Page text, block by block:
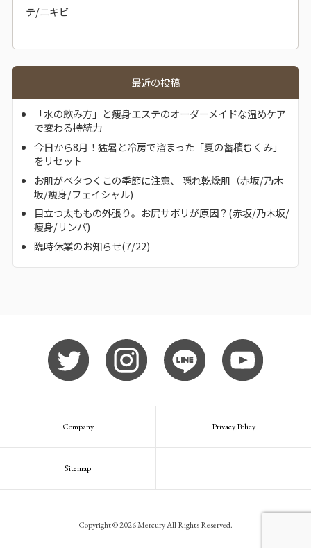
テ/ニキビ
最近の投稿
「水の飲み方」と痩身エステのオーダーメイドな温めケア
で変わる持続力
今日から8月！猛暑と冷房で溜まった「夏の蓄積むくみ」
をリセット
お肌がベタつくこの季節に注意、 隠れ乾燥肌（赤坂/乃木
坂/痩身/フェイシャル)
目立つ太ももの外張り。お尻サボリが原因？(赤坂/乃木坂/
痩身/リンパ)
臨時休業のお知らせ(7/22)
Company Privacy Policy
Sitemap
Copyright © 2026 Mercury All Rights Reserved.